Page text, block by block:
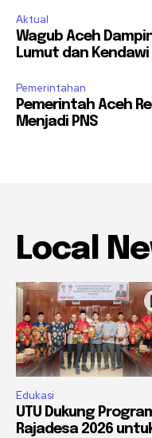
Aktual
Wagub Aceh
Lumut dan Kendawi
Pemerintahan
Pemerintah Aceh
Menjadi PNS
Local
Edukasi
UTU Dukung
Rajadesa 2026